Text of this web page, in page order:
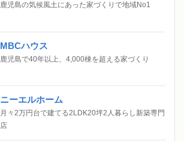
鹿児島の気候風土にあった家づくりで地域No1
MBCハウス
鹿児島で40年以上、4,000棟を超える家づくり
ニーエルホーム
月々2万円台で建てる2LDK20坪2人暮らし新築専門
店